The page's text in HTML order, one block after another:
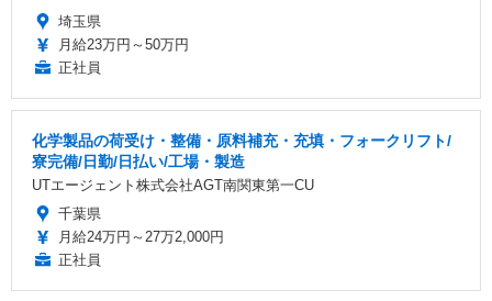
埼玉県
月給23万円～50万円
正社員
化学製品の荷受け・整備・原料補充・充填・フォークリフト/
寮完備/日勤/日払い/工場・製造
UTエージェント株式会社AGT南関東第一CU
千葉県
月給24万円～27万2,000円
正社員